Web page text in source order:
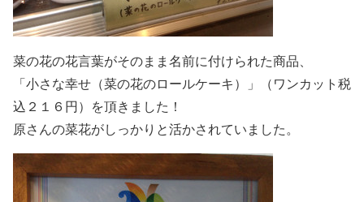
菜の花の花言葉がそのまま名前に付けられた商品、
「小さな幸せ（菜の花のロールケーキ）」（ワンカット税
込２１６円）を頂きました！
原さんの菜花がしっかりと活かされていました。